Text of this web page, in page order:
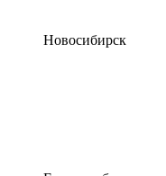
Новосибирск